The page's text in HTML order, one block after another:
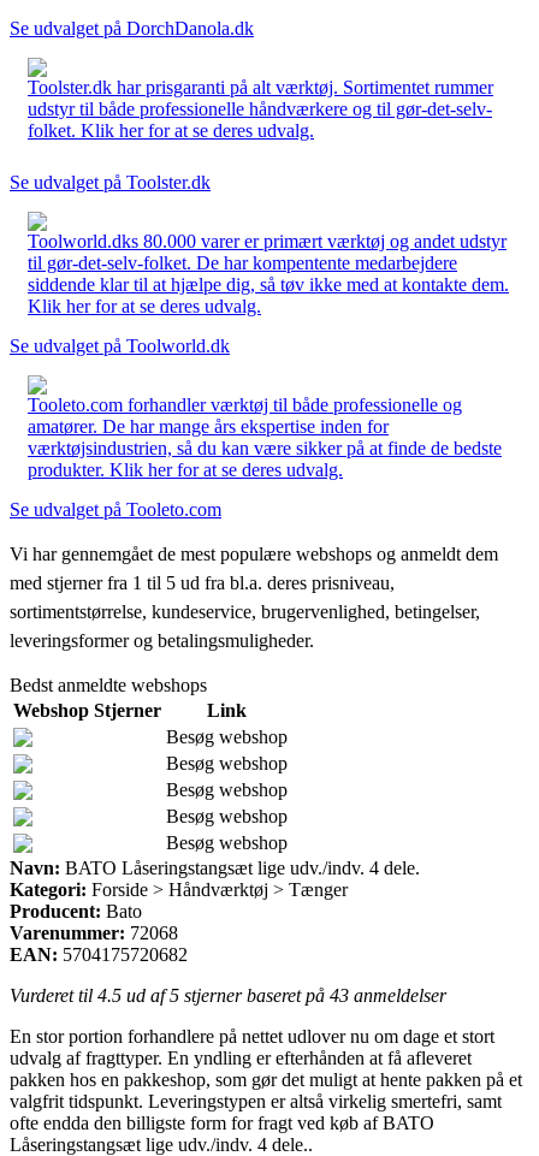
Se udvalget på DorchDanola.dk
Toolster.dk har prisgaranti på alt værktøj. Sortimentet rummer
udstyr til både professionelle håndværkere og til gør-det-selv-
folket. Klik her for at se deres udvalg.
Se udvalget på Toolster.dk
Toolworld.dks 80.000 varer er primært værktøj og andet udstyr
til gør-det-selv-folket. De har kompentente medarbejdere
siddende klar til at hjælpe dig, så tøv ikke med at kontakte dem.
Klik her for at se deres udvalg.
Se udvalget på Toolworld.dk
Tooleto.com forhandler værktøj til både professionelle og
amatører. De har mange års ekspertise inden for
værktøjsindustrien, så du kan være sikker på at finde de bedste
produkter. Klik her for at se deres udvalg.
Se udvalget på Tooleto.com
Vi har gennemgået de mest populære webshops og anmeldt dem
med stjerner fra 1 til 5 ud fra bl.a. deres prisniveau,
sortimentstørrelse, kundeservice, brugervenlighed, betingelser,
leveringsformer og betalingsmuligheder.
Bedst anmeldte webshops
Webshop Stjerner
Link
Besøg webshop
Besøg webshop
Besøg webshop
Besøg webshop
Besøg webshop
Navn: BATO Låseringstangsæt lige udv./indv. 4 dele.
Kategori: Forside > Håndværktøj > Tænger
Producent: Bato
Varenummer: 72068
EAN: 5704175720682
Vurderet til 4.5 ud af 5 stjerner baseret på 43 anmeldelser
En stor portion forhandlere på nettet udlover nu om dage et stort
udvalg af fragttyper. En yndling er efterhånden at få afleveret
pakken hos en pakkeshop, som gør det muligt at hente pakken på et
valgfrit tidspunkt. Leveringstypen er altså virkelig smertefri, samt
ofte endda den billigste form for fragt ved køb af BATO
Låseringstangsæt lige udv./indv. 4 dele..